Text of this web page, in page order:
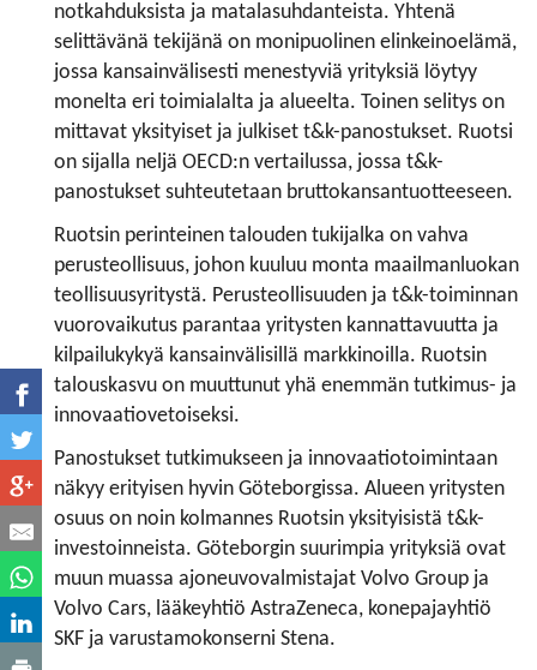
notkahduksista ja matalasuhdanteista. Yhtenä
selittävänä tekijänä on monipuolinen elinkeinoelämä,
jossa kansainvälisesti menestyviä yrityksiä löytyy
monelta eri toimialalta ja alueelta. Toinen selitys on
mittavat yksityiset ja julkiset t&k-panostukset. Ruotsi
on sijalla neljä OECD:n vertailussa, jossa t&k-
panostukset suhteutetaan bruttokansantuotteeseen.
Ruotsin perinteinen talouden tukijalka on vahva
perusteollisuus, johon kuuluu monta maailmanluokan
teollisuusyritystä. Perusteollisuuden ja t&k-toiminnan
vuorovaikutus parantaa yritysten kannattavuutta ja
kilpailukykyä kansainvälisillä markkinoilla. Ruotsin
talouskasvu on muuttunut yhä enemmän tutkimus- ja
innovaatiovetoiseksi.
Panostukset tutkimukseen ja innovaatiotoimintaan
näkyy erityisen hyvin Göteborgissa. Alueen yritysten
osuus on noin kolmannes Ruotsin yksityisistä t&k-
investoinneista. Göteborgin suurimpia yrityksiä ovat
muun muassa ajoneuvovalmistajat Volvo Group ja
Volvo Cars, lääkeyhtiö AstraZeneca, konepajayhtiö
SKF ja varustamokonserni Stena.